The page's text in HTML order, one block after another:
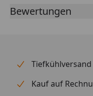
-
Verbinden und Lösen
Ideale Einsatzgebiete:
Bewertungen
Tiefkühlversand
Kauf auf